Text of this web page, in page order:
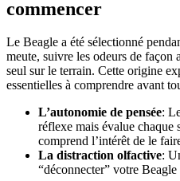
commencer
Le Beagle a été sélectionné
meute, suivre les odeurs de façon
seul sur le terrain. Cette origine
essentielles à comprendre avant
L’autonomie de pensée:
réflexe mais évalue
comprend l’intérêt de le
La distraction olfactive:
“déconnecter” votre